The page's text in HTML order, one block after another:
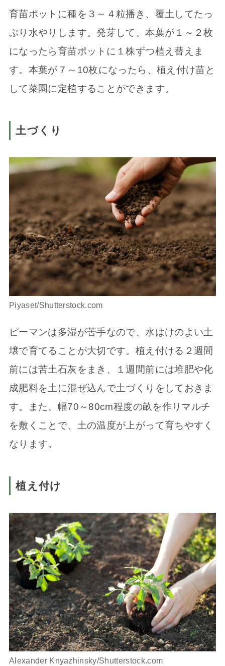
育苗ポットに種を３～４粒播き、覆土してたっ
ぷり水やりします。発芽して、本葉が１～２枚
になったら育苗ポットに１株ずつ植え替えま
す。本葉が７～10枚になったら、植え付け苗と
して菜園に定植することができます。
土づくり
Piyaset/Shutterstock.com
ピーマンは多湿が苦手なので、水はけのよい土
壌で育てることが大切です。植え付ける２週間
前には苦土石灰をまき、１週間前には堆肥や化
成肥料を土に混ぜ込んで土づくりをしておきま
す。また、幅70～80cm程度の畝を作りマルチ
を敷くことで、土の温度が上がって育ちやすく
なります。
植え付け
Alexander Knyazhinsky/Shutterstock.com